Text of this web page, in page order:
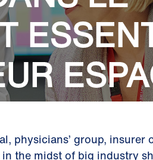
physicians’ group,
in the midst of big industry